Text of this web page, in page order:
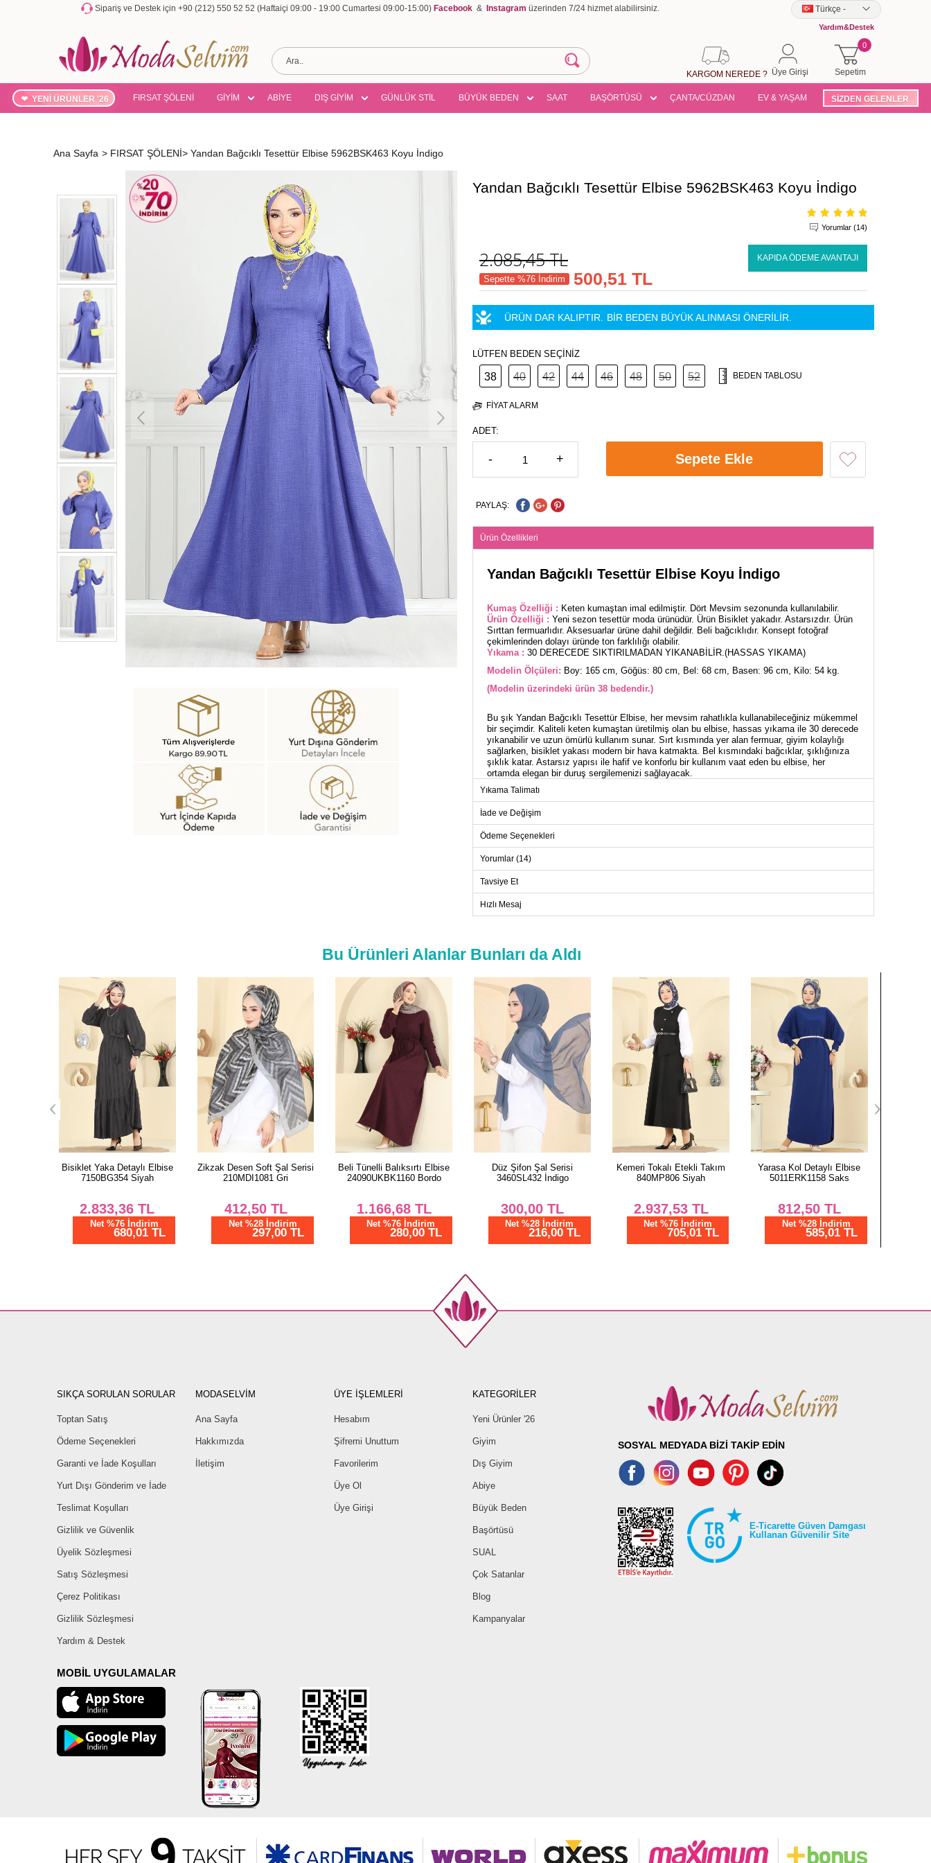
Sipariş ve Destek için +90 (212) 550 52 52 (Haftaiçi 09:00 - 19:00 Cumartesi 09:00-15:00) Facebook & Instagram üzerinden 7/24 hizmet alabilirsiniz. Türkçe -
Yardım&Destek
Sepetim
0
Üye Girişi
KARGOM NEREDE ?
YENİ ÜRÜNLER '26 FIRSAT ŞÖLENİ GİYİM ABİYE DIŞ GİYİM GÜNLÜK STİL BÜYÜK BEDEN SAAT BAŞÖRTÜSÜ ÇANTA/CÜZDAN EV & YAŞAM SİZDEN GELENLER
Ana Sayfa > FIRSAT ŞÖLENİ> Yandan Bağcıklı Tesettür Elbise 5962BSK463 Koyu İndigo
Yandan Bağcıklı Tesettür Elbise 5962BSK463 Koyu İndigo
Yorumlar (14)
2.085,45TL KAPIDA ÖDEME AVANTAJI
Sepette %76 İndirim 500,51 TL
ÜRÜN DAR KALIPTIR. BİR BEDEN BÜYÜK ALINMASI ÖNERİLİR.
LÜTFEN BEDEN SEÇİNİZ
38 40 42 44 46 48 50 52 BEDEN TABLOSU
FIYAT ALARM
ADET:
- + Sepete Ekle
PAYLAŞ:
Ürün Özellikleri
Yandan Bağcıklı Tesettür Elbise Koyu İndigo
Kumaş Özelliği : Keten kumaştan imal edilmiştir. Dört Mevsim sezonunda kullanılabilir.
Ürün Özelliği : Yeni sezon tesettür moda ürünüdür. Ürün Bisiklet yakadır. Astarsızdır. Ürün
Sırttan fermuarlıdır. Aksesuarlar ürüne dahil değildir. Beli bağcıklıdır. Konsept fotoğraf
çekimlerinden dolayı üründe ton farklılığı olabilir.
Yıkama : 30 DERECEDE SIKTIRILMADAN YIKANABİLİR.(HASSAS YIKAMA)
Modelin Ölçüleri: Boy: 165 cm, Göğüs: 80 cm, Bel: 68 cm, Basen: 96 cm, Kilo: 54 kg.
(Modelin üzerindeki ürün 38 bedendir.)
Bu şık Yandan Bağcıklı Tesettür Elbise, her mevsim rahatlıkla kullanabileceğiniz mükemmel
bir seçimdir. Kaliteli keten kumaştan üretilmiş olan bu elbise, hassas yıkama ile 30 derecede
yıkanabilir ve uzun ömürlü kullanım sunar. Sırt kısmında yer alan fermuar, giyim kolaylığı
sağlarken, bisiklet yakası modern bir hava katmakta. Bel kısmındaki bağcıklar, şıklığınıza
şıklık katar. Astarsız yapısı ile hafif ve konforlu bir kullanım vaat eden bu elbise, her
ortamda elegan bir duruş sergilemenizi sağlayacak.
42
92
135
52
Yıkama Talimatı
İade ve Değişim
Ödeme Seçenekleri
Yorumlar (14)
Tavsiye Et
Hızlı Mesaj
Bu Ürünleri Alanlar Bunları da Aldı
Zikzak Desen Soft Şal Serisi
210MDI1081 Gri
412,50TL
Net %28 İndirim
297,00 TL
Beli Tünelli Balıksırtı Elbise
24090UKBK1160 Bordo
1.166,68TL
Net %76 İndirim
280,00 TL
Düz Şifon Şal Serisi
3460SL432 İndigo
300,00TL
Net %28 İndirim
216,00 TL
Kemeri Tokalı Etekli Takım
840MP806 Siyah
2.937,53TL
Net %76 İndirim
705,01 TL
Yarasa Kol Detaylı Elbise
5011ERK1158 Saks
812,50TL
Net %28 İndirim
585,01 TL
Kuşak Detaylı Tivit Elbise
702PM271 Koyu Vizyon
1.166,67TL
Net %76 İndirim
280,00 TL
SIKÇA SORULAN SORULAR
Toptan Satış
Ödeme Seçenekleri
Garanti ve İade Koşulları
Yurt Dışı Gönderim ve İade
Teslimat Koşulları
Gizlilik ve Güvenlik
Üyelik Sözleşmesi
Satış Sözleşmesi
Çerez Politikası
Gizlilik Sözleşmesi
Yardım & Destek
MODASELVİM
Ana Sayfa
Hakkımızda
İletişim
ÜYE İŞLEMLERİ
Hesabım
Şifremi Unuttum
Favorilerim
Üye Ol
Üye Girişi
KATEGORİLER
Yeni Ürünler '26
Giyim
Dış Giyim
Abiye
Büyük Beden
Başörtüsü
SUAL
Çok Satanlar
Blog
Kampanyalar
MOBİL UYGULAMALAR
SOSYAL MEDYADA BİZİ TAKİP EDİN
E-Ticarette Güven Damgası
Kullanan Güvenilir Site